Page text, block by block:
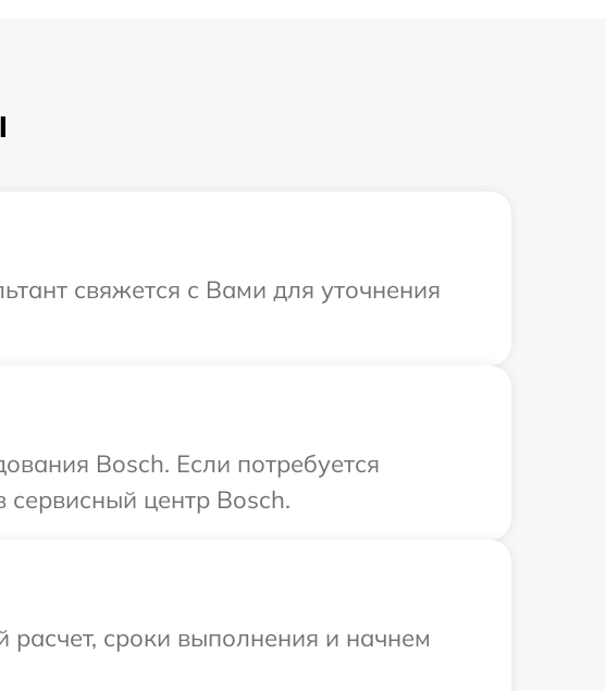
свяжется с Вами для уточнения
Bosch. Если потребуется
центр Bosch.
сроки выполнения и начнем